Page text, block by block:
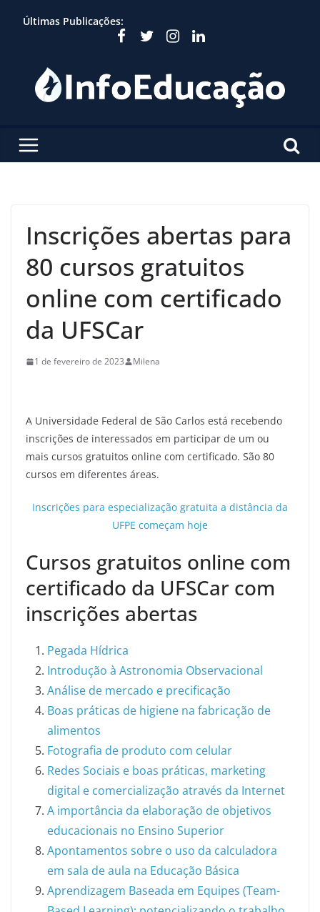
Últimas Publicações:
Inscrições abertas para
80 cursos gratuitos
online com certificado
da UFSCar
1 de fevereiro de 2023 Milena
A Universidade Federal de São Carlos está recebendo
inscrições de interessados em participar de um ou
mais cursos gratuitos online com certificado. São 80
cursos em diferentes áreas.
Inscrições para especialização gratuita a distância da
UFPE começam hoje
Cursos gratuitos online com
certificado da UFSCar com
inscrições abertas
Pegada Hídrica
Introdução à Astronomia Observacional
Análise de mercado e precificação
Boas práticas de higiene na fabricação de
alimentos
Fotografia de produto com celular
Redes Sociais e boas práticas, marketing
digital e comercialização através da Internet
A importância da elaboração de objetivos
educacionais no Ensino Superior
Apontamentos sobre o uso da calculadora
em sala de aula na Educação Básica
Aprendizagem Baseada em Equipes (Team-